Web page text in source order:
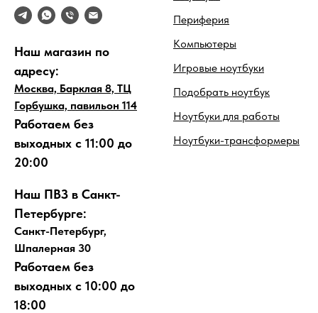
Наш магазин по
адресу:
Москва, Барклая 8, ТЦ
Горбушка, павильон 114
Работаем без
выходных с 11:00 до
20:00
Наш ПВЗ в Санкт-
Петербурге:
Санкт-Петербург,
Шпалерная 30
Работаем без
выходных с 10:00 до
18:00
Периферия
Компьютеры
Игровые ноутбуки
Подобрать ноутбук
Ноутбуки для работы
Ноутбуки-трансформеры